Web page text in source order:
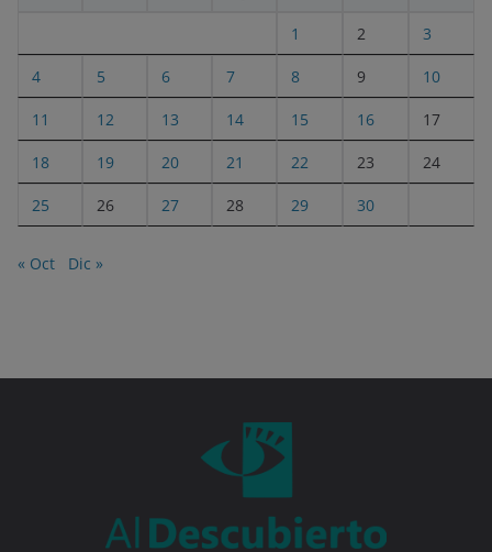
1 2 3
4 5 6 7 8 9 10
11 12 13 14 15 16 17
18 19 20 21 22 23 24
25 26 27 28 29 30
« Oct Dic »